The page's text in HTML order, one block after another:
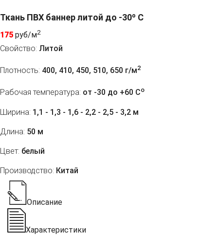
Ткань ПВХ баннер литой до -30º С
175 руб/м2
Свойство: Литой
Плотность: 400, 410, 450, 510, 650 г/м2
Рабочая температура: от -30 до +60 Co
Ширина: 1,1 - 1,3 - 1,6 - 2,2 - 2,5 - 3,2 м
Длина: 50 м
Цвет: белый
Производство: Китай
Описание
Характеристики